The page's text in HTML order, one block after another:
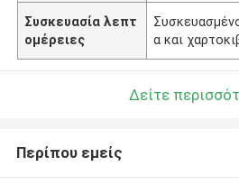
Συσκευασία λεπτ
ομέρειες
α και
Δείτε
Περίπου εμείς